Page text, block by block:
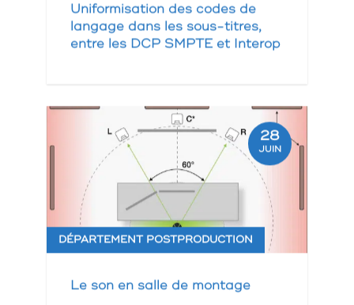
Uniformisation des codes de
langage dans les sous-titres,
entre les DCP SMPTE et Interop
28
JUIN
DÉPARTEMENT POSTPRODUCTION
Le son en salle de montage